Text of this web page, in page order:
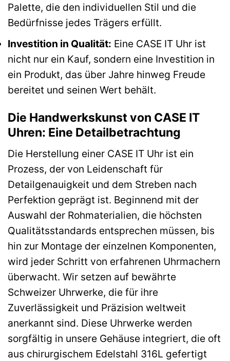
Palette, die den individuellen Stil und die
Bedürfnisse jedes Trägers erfüllt.
Investition in Qualität: Eine CASE IT Uhr ist
nicht nur ein Kauf, sondern eine Investition in
ein Produkt, das über Jahre hinweg Freude
bereitet und seinen Wert behält.
Die Handwerkskunst von CASE IT
Uhren: Eine Detailbetrachtung
Die Herstellung einer CASE IT Uhr ist ein
Prozess, der von Leidenschaft für
Detailgenauigkeit und dem Streben nach
Perfektion geprägt ist. Beginnend mit der
Auswahl der Rohmaterialien, die höchsten
Qualitätsstandards entsprechen müssen, bis
hin zur Montage der einzelnen Komponenten,
wird jeder Schritt von erfahrenen Uhrmachern
überwacht. Wir setzen auf bewährte
Schweizer Uhrwerke, die für ihre
Zuverlässigkeit und Präzision weltweit
anerkannt sind. Diese Uhrwerke werden
sorgfältig in unsere Gehäuse integriert, die oft
aus chirurgischem Edelstahl 316L gefertigt